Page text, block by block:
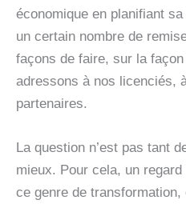
économique en planifiant
un certain nombre de
façons de faire, sur la
adressons à nos licenciés,
partenaires.
La question n’est pas tant
mieux. Pour cela, un
ce genre de